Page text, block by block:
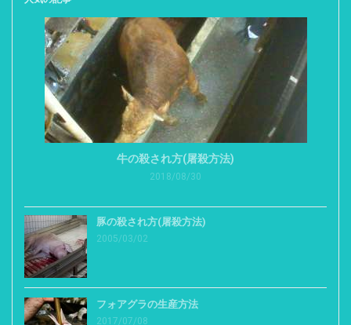
牛の殺され方(屠殺方法)
2018/08/30
豚の殺され方(屠殺方法)
2005/03/02
フォアグラの生産方法
2017/07/08